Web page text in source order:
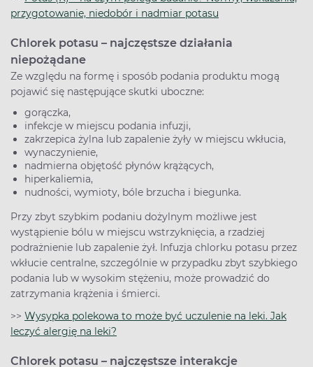
przygotowanie, niedobór i nadmiar potasu
Chlorek potasu – najczęstsze działania
niepożądane
Ze względu na formę i sposób podania produktu mogą
pojawić się następujące skutki uboczne:
gorączka,
infekcje w miejscu podania infuzji,
zakrzepica żylna lub zapalenie żyły w miejscu wkłucia,
wynaczynienie,
nadmierna objętość płynów krążących,
hiperkaliemia,
nudności, wymioty, bóle brzucha i biegunka.
Przy zbyt szybkim podaniu dożylnym możliwe jest
wystąpienie bólu w miejscu wstrzyknięcia, a rzadziej
podrażnienie lub zapalenie żył. Infuzja chlorku potasu przez
wkłucie centralne, szczególnie w przypadku zbyt szybkiego
podania lub w wysokim stężeniu, może prowadzić do
zatrzymania krążenia i śmierci.
>> Wysypka polekowa to może być uczulenie na leki. Jak
leczyć alergię na leki?
Chlorek potasu – najczęstsze interakcje